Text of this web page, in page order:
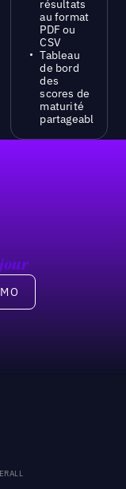
résultats
au format
PDF ou
CSV
Tableau
de bord
des
scores de
maturité
partageable